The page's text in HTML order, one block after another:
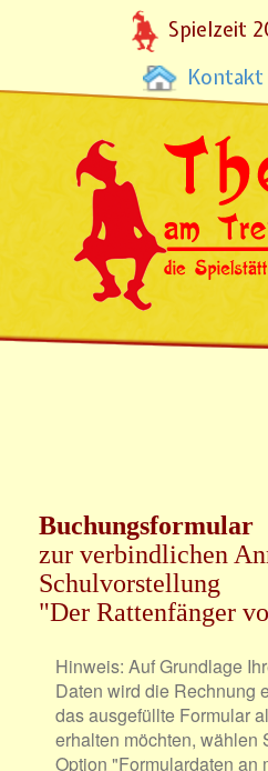
Spielzeit
Buchungsformular
zur verbindlichen
Schulvorstellung
"Der Rattenfänger